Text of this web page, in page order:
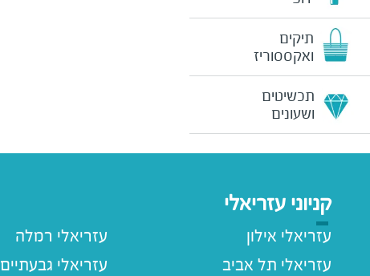
תיקים
ואקססוריז
תכשיטים
ושעונים
קניוני עזריאלי
עזריאלי אילון
עזריאלי תל אביב
עזריאלי רמלה
עזריאלי גבעתיים